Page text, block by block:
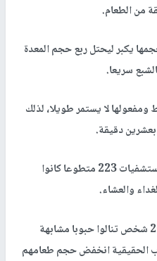
يكبر ليحتل ربع حجم المعدة
سريعا.
لا يستمر طويلا، لذلك
دقيقة.
شارك في اختبار هذه الحبوب في المستشفيات 223 متطوعا كانوا
والعشاء.
وبالمقارنة مع مجموعة أخرى من 200 شخص تنالوا حبوبا مشابهة
الحقيقية انخفض حجم طعامهم